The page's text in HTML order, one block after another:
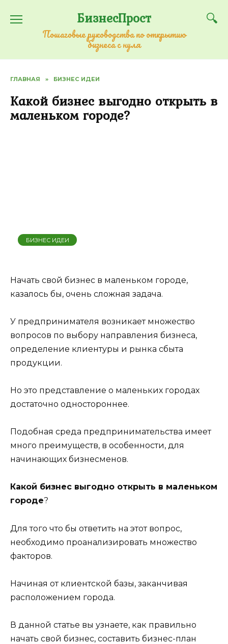
содержанию
БизнесПрост
Пошаговые руководства по открытию
бизнеса с нуля
ГЛАВНАЯ » БИЗНЕС ИДЕИ
Какой бизнес выгодно открыть в
маленьком городе?
БИЗНЕС ИДЕИ
Начать свой бизнес в маленьком городе,
казалось бы, очень сложная задача.
У предпринимателя возникает множество
вопросов по выбору направления бизнеса,
определение клиентуры и рынка сбыта
продукции.
Но это представление о маленьких городах
достаточно одностороннее.
Подобная среда предпринимательства имеет
много преимуществ, в особенности, для
начинающих бизнесменов.
Какой бизнес выгодно открыть в маленьком
городе?
Для того что бы ответить на этот вопрос,
необходимо проанализировать множество
факторов.
Начиная от клиентской базы, заканчивая
расположением города.
В данной статье вы узнаете, как правильно
начать свой бизнес, составить бизнес-план